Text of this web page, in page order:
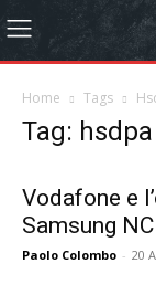
Home Tags
Tag: hsdpa
Vodafone e
Samsung
Paolo Colombo - 20